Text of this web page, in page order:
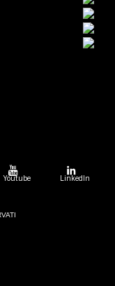
Youtube LinkedIn